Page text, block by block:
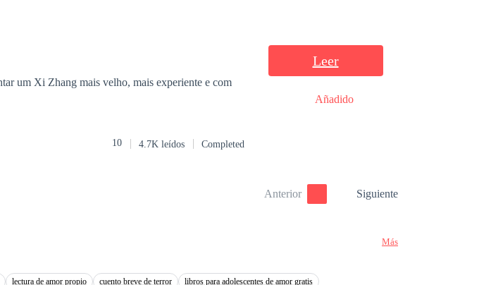
10 4.7K leídos Completed
Leer
Añadido
Anterior Siguiente
Más
lectura de amor propio cuento breve de terror
libros para adolescentes de amor gratis